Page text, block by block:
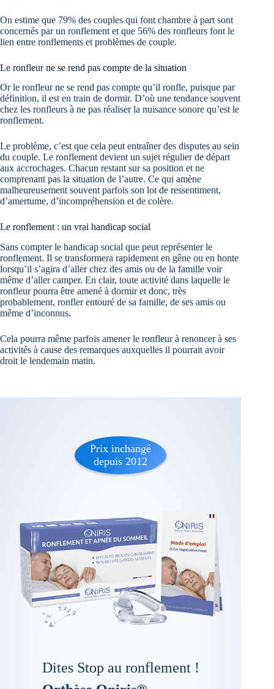
On estime que 79% des couples qui font chambre à part sont
concernés par un ronflement et que 56% des ronfleurs font le
lien entre ronflements et problèmes de couple.
Le ronfleur ne se rend pas compte de la situation
Or le ronfleur ne se rend pas compte qu’il ronfle, puisque par
définition, il est en train de dormir. D’où une tendance souvent
chez les ronfleurs à ne pas réaliser la nuisance sonore qu’est le
ronflement.
Le problème, c’est que cela peut entraîner des disputes au sein
du couple. Le ronflement devient un sujet régulier de départ
aux accrochages. Chacun restant sur sa position et ne
comprenant pas la situation de l’autre. Ce qui amène
malheureusement souvent parfois son lot de ressentiment,
d’amertume, d’incompréhension et de colère.
Le ronflement : un vrai handicap social
Sans compter le handicap social que peut représenter le
ronflement. Il se transformera rapidement en gêne ou en honte
lorsqu’il s’agira d’aller chez des amis ou de la famille voir
même d’aller camper. En clair, toute activité dans laquelle le
ronfleur pourra être amené à dormir et donc, très
probablement, ronfler entouré de sa famille, de ses amis ou
même d’inconnus.
Cela pourra même parfois amener le ronfleur à renoncer à ses
activités à cause des remarques auxquelles il pourrait avoir
droit le lendemain matin.
Prix inchangé
depuis 2012
Dites Stop au ronflement !